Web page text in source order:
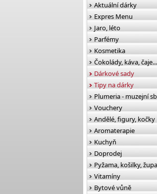
Aktuální dárky
Expres Menu
Jaro, léto
Parfémy
Kosmetika
Čokolády, káva, čaje...
Dárkové sady
Tipy na dárky
Plumeria - muzejní
Vouchery
Andělé, figury, kočky
Aromaterapie
Kuchyň
Doprodej
Pyžama, košilky,
Vitamíny
Bytové vůně